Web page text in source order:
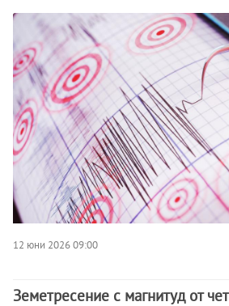
12 юни 2026 09:00
Земетресение с магнитуд от